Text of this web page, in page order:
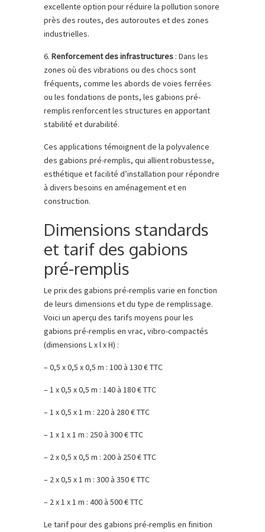
excellente option pour réduire la pollution sonore
près des routes, des autoroutes et des zones
industrielles.
6. Renforcement des infrastructures : Dans les
zones où des vibrations ou des chocs sont
fréquents, comme les abords de voies ferrées
ou les fondations de ponts, les gabions pré-
remplis renforcent les structures en apportant
stabilité et durabilité.
Ces applications témoignent de la polyvalence
des gabions pré-remplis, qui allient robustesse,
esthétique et facilité d’installation pour répondre
à divers besoins en aménagement et en
construction.
Dimensions standards
et tarif des gabions
pré-remplis
Le prix des gabions pré-remplis varie en fonction
de leurs dimensions et du type de remplissage.
Voici un aperçu des tarifs moyens pour les
gabions pré-remplis en vrac, vibro-compactés
(dimensions L x l x H) :
– 0,5 x 0,5 x 0,5 m : 100 à 130 € TTC
– 1 x 0,5 x 0,5 m : 140 à 180 € TTC
– 1 x 0,5 x 1 m : 220 à 280 € TTC
– 1 x 1 x 1 m : 250 à 300 € TTC
– 2 x 0,5 x 0,5 m : 200 à 250 € TTC
– 2 x 0,5 x 1 m : 300 à 350 € TTC
– 2 x 1 x 1 m : 400 à 500 € TTC
Le tarif pour des gabions pré-remplis en finition